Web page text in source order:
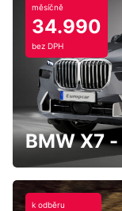
měsíčně
34.990
bez DPH
k odběru